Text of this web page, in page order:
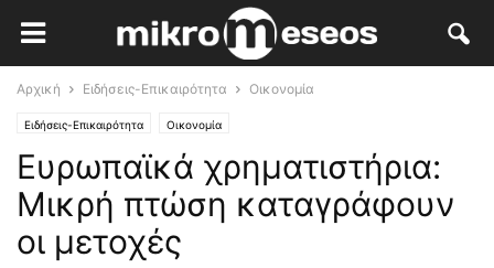
Αρχική Ειδήσεις-Επικαιρότητα Οικονομία
Ειδήσεις-Επικαιρότητα Οικονομία
Ευρωπαϊκά χρηματιστήρια:
Μικρή πτώση καταγράφουν
οι μετοχές